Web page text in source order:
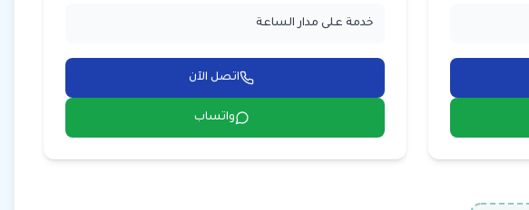
خدمة على مدار الساعة
اتصل الآن
واتساب